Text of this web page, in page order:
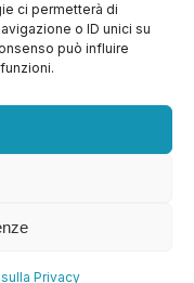
ci permetterà di
o ID unici su
può influire
Privacy